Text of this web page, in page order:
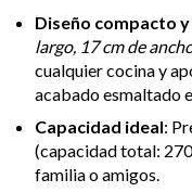
Diseño compacto
largo, 17 cm de
cualquier cocina y
acabado esmaltado
Capacidad ideal:
(capacidad total:
familia o amigos.